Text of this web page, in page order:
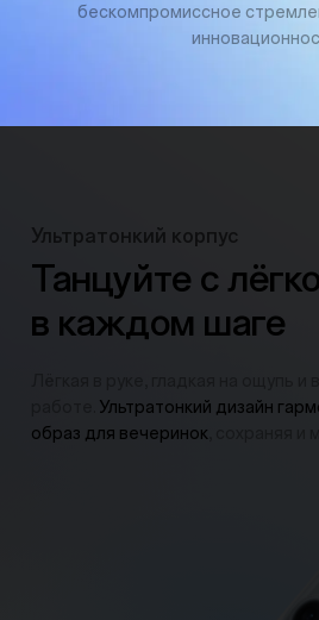
бескомпромиссное
Ультратонкий корпус
Танцуйте с
в каждом шаге
работе.Ультратонкий дизайн
образ для вечеринок